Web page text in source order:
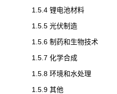
1.5.4 锂电池材料
1.5.5 光伏制造
1.5.6 制药和生物技术
1.5.7 化学合成
1.5.8 环境和水处理
1.5.9 其他